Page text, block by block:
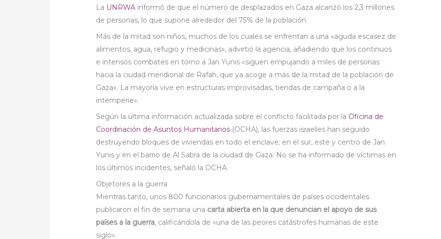
La UNRWA informó de que el número de desplazados en Gaza alcanzó los 2,3 millones
de personas, lo que supone alrededor del 75% de la población.
Más de la mitad son niños, muchos de los cuales se enfrentan a una «aguda escasez de
alimentos, agua, refugio y medicinas», advirtió la agencia, añadiendo que los continuos
e intensos combates en torno a Jan Yunis «siguen empujando a miles de personas
hacia la ciudad meridional de Rafah, que ya acoge a más de la mitad de la población de
Gaza». La mayoría vive en estructuras improvisadas, tiendas de campaña o a la
intemperie».
Según la última información actualizada sobre el conflicto facilitada por la Oficina de
Coordinación de Asuntos Humanitarios (OCHA), las fuerzas israelíes han seguido
destruyendo bloques de viviendas en todo el enclave; en el sur, este y centro de Jan
Yunis y en el barrio de Al Sabra de la ciudad de Gaza. No se ha informado de víctimas en
los últimos incidentes, señaló la OCHA.
Objetores a la guerra
Mientras tanto, unos 800 funcionarios gubernamentales de países occidentales
publicaron el fin de semana una carta abierta en la que denuncian el apoyo de sus
países a la guerra, calificándola de «una de las peores catástrofes humanas de este
siglo».